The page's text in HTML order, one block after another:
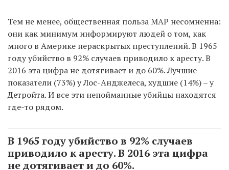
Тем не менее, общественная польза MAP несомненна:
они как минимум информируют людей о том, как
много в Америке нераскрытых преступлений. В 1965
году убийство в 92% случаев приводило к аресту. В
2016 эта цифра не дотягивает и до 60%. Лучшие
показатели (73%) у Лос-Анджелеса, худшие (14%) – у
Детройта. И все эти непойманные убийцы находятся
где-то рядом.
В 1965 году убийство в 92% случаев
приводило к аресту. В 2016 эта цифра
не дотягивает и до 60%.